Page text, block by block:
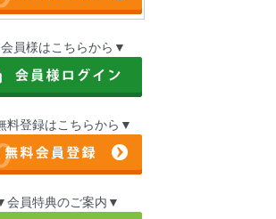
員様はこちらから▼
料登録はこちらから▼
会員特典のご案内▼